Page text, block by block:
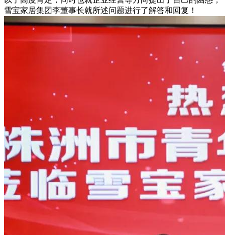
雪宝家居集团李董事长就所述问题进行了解答和回复！